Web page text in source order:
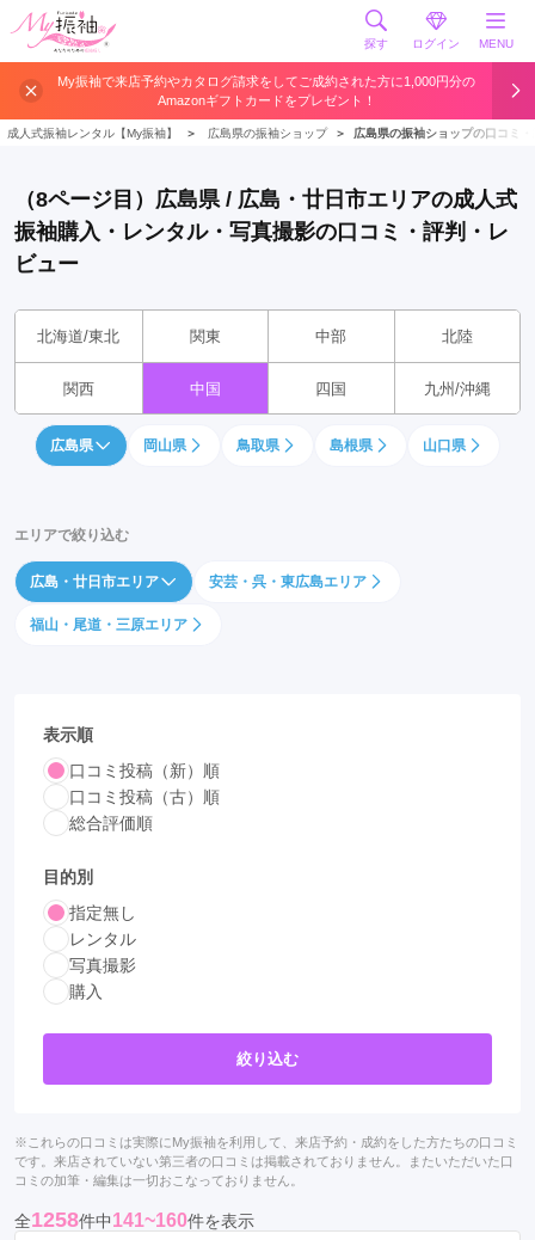
探す ログイン MENU
My振袖で来店予約やカタログ請求をしてご成約された方に1,000円分の
Amazonギフトカードをプレゼント！
成人式振袖レンタル【My振袖】 ＞ 広島県の振袖ショップ ＞ 広島県の振袖ショップの口コミ
（8ページ目）広島県 / 広島・廿日市エリアの成人式
振袖購入・レンタル・写真撮影の口コミ・評判・レ
ビュー
北海道/東北 関東 中部 北陸
関西 中国 四国 九州/沖縄
広島県 岡山県 鳥取県 島根県 山口県
エリアで絞り込む
広島・廿日市エリア 安芸・呉・東広島エリア
福山・尾道・三原エリア
表示順
口コミ投稿（新）順
口コミ投稿（古）順
総合評価順
目的別
指定無し
レンタル
写真撮影
購入
絞り込む
※これらの口コミは実際にMy振袖を利用して、来店予約・成約をした方たちの口コミ
です。来店されていない第三者の口コミは掲載されておりません。またいただいた口
コミの加筆・編集は一切おこなっておりません。
全1258件中141~160件を表示